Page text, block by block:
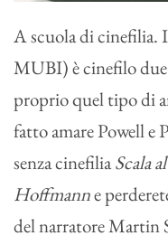
A scuola di
MUBI) è cinefilo
proprio quel tipo di
fatto amare Powell e
senza cinefiliaScala
Hoffmanne
del narratore Martin